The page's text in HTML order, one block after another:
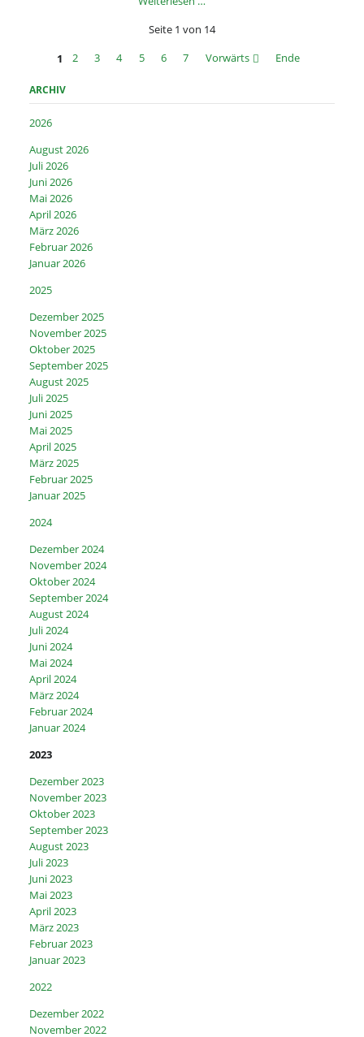
zwei
Schulen
Seite 1 von 14
1
2 3 4 5 6 7 Vorwärts Ende
ARCHIV
2026
August 2026
Juli 2026
Juni 2026
Mai 2026
April 2026
März 2026
Februar 2026
Januar 2026
2025
Dezember 2025
November 2025
Oktober 2025
September 2025
August 2025
Juli 2025
Juni 2025
Mai 2025
April 2025
März 2025
Februar 2025
Januar 2025
2024
Dezember 2024
November 2024
Oktober 2024
September 2024
August 2024
Juli 2024
Juni 2024
Mai 2024
April 2024
März 2024
Februar 2024
Januar 2024
2023
Dezember 2023
November 2023
Oktober 2023
September 2023
August 2023
Juli 2023
Juni 2023
Mai 2023
April 2023
März 2023
Februar 2023
Januar 2023
2022
Dezember 2022
November 2022